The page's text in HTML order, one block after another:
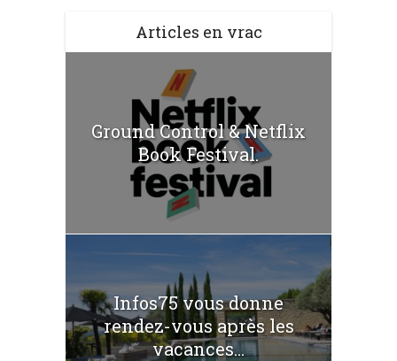
Articles en vrac
Ground Control & Netflix
Book Festival.
Infos75 vous donne
rendez-vous après les
vacances...